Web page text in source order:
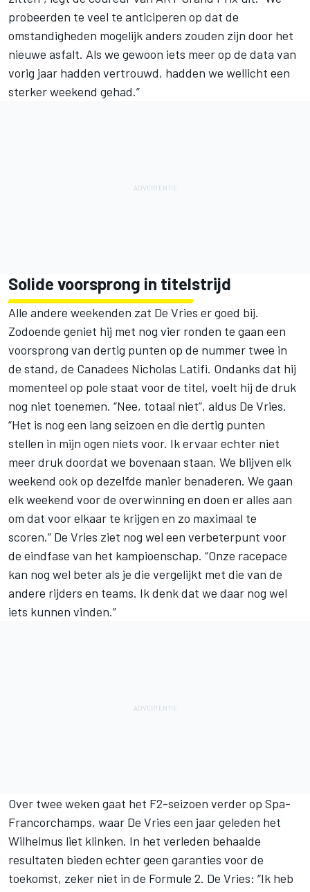
probeerden te veel te anticiperen op dat de
omstandigheden mogelijk anders zouden zijn door het
nieuwe asfalt. Als we gewoon iets meer op de data van
vorig jaar hadden vertrouwd, hadden we wellicht een
sterker weekend gehad.”
Solide voorsprong in titelstrijd
Alle andere weekenden zat De Vries er goed bij.
Zodoende geniet hij met nog vier ronden te gaan een
voorsprong van dertig punten op de nummer twee in
de stand, de Canadees Nicholas Latifi. Ondanks dat hij
momenteel op pole staat voor de titel, voelt hij de druk
nog niet toenemen. “Nee, totaal niet”, aldus De Vries.
“Het is nog een lang seizoen en die dertig punten
stellen in mijn ogen niets voor. Ik ervaar echter niet
meer druk doordat we bovenaan staan. We blijven elk
weekend ook op dezelfde manier benaderen. We gaan
elk weekend voor de overwinning en doen er alles aan
om dat voor elkaar te krijgen en zo maximaal te
scoren.” De Vries ziet nog wel een verbeterpunt voor
de eindfase van het kampioenschap. “Onze racepace
kan nog wel beter als je die vergelijkt met die van de
andere rijders en teams. Ik denk dat we daar nog wel
iets kunnen vinden.”
Over twee weken gaat het F2-seizoen verder op Spa-
Francorchamps, waar De Vries een jaar geleden het
Wilhelmus liet klinken. In het verleden behaalde
resultaten bieden echter geen garanties voor de
toekomst, zeker niet in de Formule 2. De Vries: “Ik heb